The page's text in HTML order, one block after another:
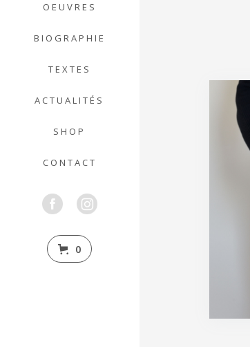
OEUVRES
BIOGRAPHIE
TEXTES
ACTUALITÉS
SHOP
CONTACT
0